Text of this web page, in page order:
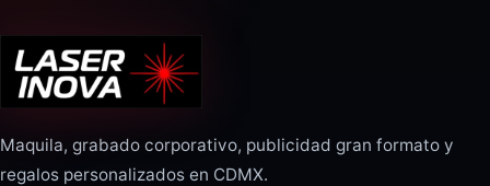
Maquila, grabado corporativo, publicidad gran formato y
regalos personalizados en CDMX.